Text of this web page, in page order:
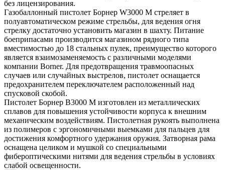
без лицензирования.
Газобаллонный пистолет Борнер W3000 M стреляет в
полуавтоматическом режиме стрельбы, для ведения огня
стрелку достаточно установить магазин в шахту. Питание
боеприпасами производится магазином рядного типа
вместимостью до 18 стальных пулек, преимущество которого
является взаимозаменяемость с различными моделями
компании Borner. Для предотвращения травмоопасных
случаев или случайных выстрелов, пистолет оснащается
предохранителем переключателем расположенный над
спусковой скобой.
Пистолет Борнер В3000 М изготовлен из металлических
сплавов для повышения устойчивости корпуса к внешним
механическим воздействиям. Пистолетная рукоять выполнена
из полимеров с эргономичными выемками для пальцев для
достижения комфортного удержания оружия. Затворная рама
оснащена целиком и мушкой со специальными
фибероптическими нитями для ведения стрельбы в условиях
слабой освещенности.